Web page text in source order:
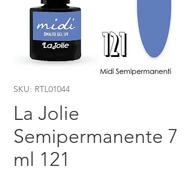
SKU: RTL01044
La Jolie
Semipermanente 7
ml 121